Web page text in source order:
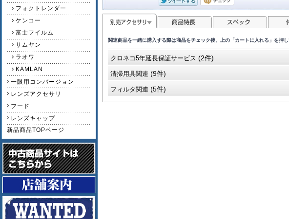
フォクトレンダー
ケンコー
富士フイルム
サムヤン
ラオワ
KAMLAN
一眼用コンバージョン
レンズアクセサリ
フード
レンズキャップ
新品商品TOPページ
関連商品を一緒に購入する際は商品をチェック後、上の「カートに入れる」を押
クロネコ5年延長保証サービス (2件)
清掃用具関連 (9件)
フィルタ関連 (5件)